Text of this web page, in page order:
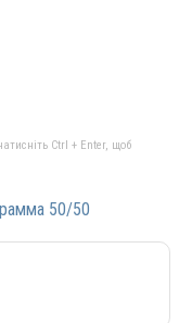
Ctrl + Enter, щоб
50/50